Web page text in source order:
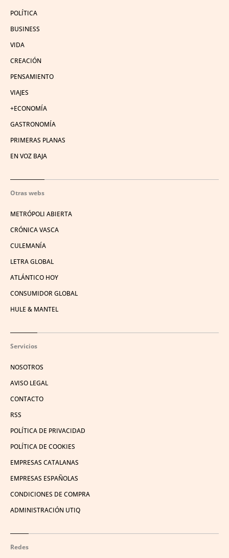
POLÍTICA
BUSINESS
VIDA
CREACIÓN
PENSAMIENTO
VIAJES
+ECONOMÍA
GASTRONOMÍA
PRIMERAS PLANAS
EN VOZ BAJA
Otras webs
METRÓPOLI ABIERTA
CRÓNICA VASCA
CULEMANÍA
LETRA GLOBAL
ATLÁNTICO HOY
CONSUMIDOR GLOBAL
HULE & MANTEL
Servicios
NOSOTROS
AVISO LEGAL
CONTACTO
RSS
POLÍTICA DE PRIVACIDAD
POLÍTICA DE COOKIES
EMPRESAS CATALANAS
EMPRESAS ESPAÑOLAS
CONDICIONES DE COMPRA
ADMINISTRACIÓN UTIQ
Redes